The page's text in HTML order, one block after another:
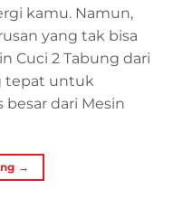
kamu. Namun,
yang tak bisa
Cuci 2 Tabung dari
tepat untuk
besar dari Mesin
→